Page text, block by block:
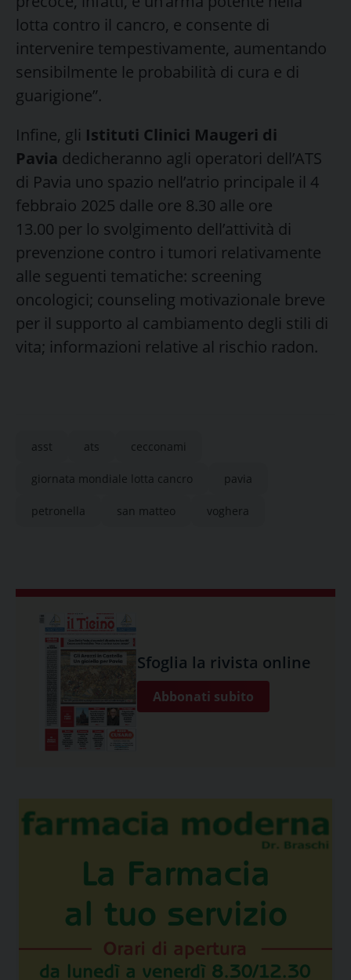
lotta contro il cancro, e consente di
intervenire tempestivamente, aumentando
sensibilmente le probabilità di cura e di
guarigione”.
Infine, gli Istituti Clinici Maugeri di
Pavia dedicheranno agli operatori dell’ATS
di Pavia uno spazio nell’atrio principale il 4
febbraio 2025 dalle ore 8.30 alle ore
13.00 per lo svolgimento dell’attività di
prevenzione contro i tumori relativamente
alle seguenti tematiche: screening
oncologici; counseling motivazionale breve
per il supporto al cambiamento degli stili di
vita; informazioni relative al rischio radon.
asst ats cecconami
giornata mondiale lotta cancro pavia
petronella san matteo voghera
Sfoglia la rivista online
Abbonati subito